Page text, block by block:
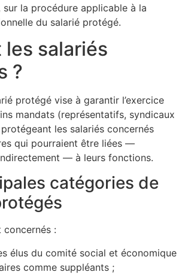
la procédure applicable à la
du salarié protégé.
les salariés
?
protégé vise à garantir l’exercice
mandats (représentatifs, syndicaux
les salariés concernés
qui pourraient être liées —
— à leurs fonctions.
catégories de
concernés :
élus du comité social et économique
comme suppléants ;